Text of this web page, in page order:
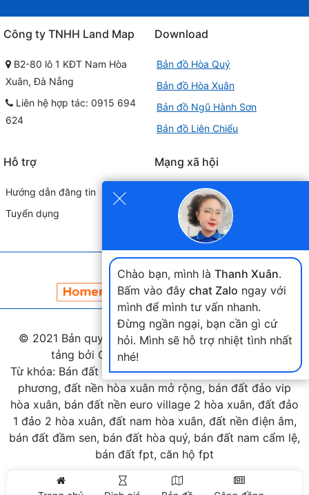
×
Chào bạn, mình là Thanh Xuân.
Bấm vào đây chat Zalo ngay với
mình để mình tư vấn nhanh.
Đừng ngần ngại, bạn cần gì cứ
hỏi. Mình sẽ hỗ trợ nhiệt tình nhất
nhé!
Công ty TNHH Land Map
B2-80 lô 1 KĐT Nam Hòa
Xuân, Đà Nẵng
Liên hệ hợp tác: 0915 694
624
Download
Bản đồ Hòa Quý
Bản đồ Hòa Xuân
Bản đồ Ngũ Hành Sơn
Bản đồ Liên Chiểu
Hỗ trợ
Hướng dẫn đăng tin
Tuyển dụng
Mạng xã hội
© 2021 Bản quyền thuộclandmap.vn. Phát triển nền
tảng bởi Công ty Home Land Việt Nam.
Từ khóa: Bán đất hòa xuân, bán đất nam cầu nguyễn tri
phương, đất nền hòa xuân mở rộng, bán đất đảo vip
hòa xuân, bán đất nền euro village 2 hòa xuân, đất đảo
1 đảo 2 hòa xuân, đất nam hòa xuân, đất nền điện âm,
bán đất đầm sen, bán đất hòa quý, bán đất nam cẩm lệ,
bán đất fpt, căn hộ fpt